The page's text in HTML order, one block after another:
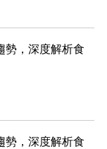
勢，深度解析食
勢，深度解析食